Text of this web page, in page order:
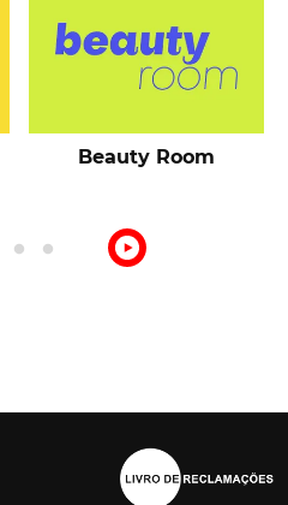
Beauty Room